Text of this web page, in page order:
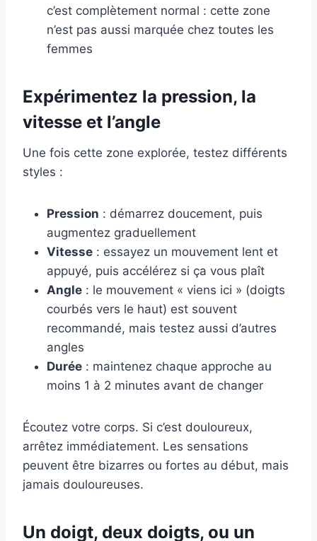
c’est complètement normal : cette zone
n’est pas aussi marquée chez toutes les
femmes
Expérimentez la pression, la
vitesse et l’angle
Une fois cette zone explorée, testez différents
styles :
Pression : démarrez doucement, puis
augmentez graduellement
Vitesse : essayez un mouvement lent et
appuyé, puis accélérez si ça vous plaît
Angle : le mouvement « viens ici » (doigts
courbés vers le haut) est souvent
recommandé, mais testez aussi d’autres
angles
Durée : maintenez chaque approche au
moins 1 à 2 minutes avant de changer
Écoutez votre corps. Si c’est douloureux,
arrêtez immédiatement. Les sensations
peuvent être bizarres ou fortes au début, mais
jamais douloureuses.
Un doigt, deux doigts, ou un